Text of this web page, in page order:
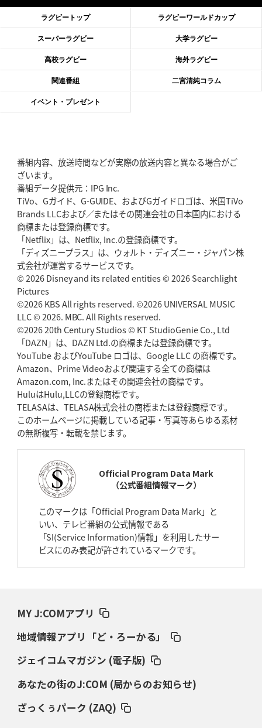
滑川剛人レフリー、早過ぎる引退「27年W杯の主審、遠のいた夢」
2026年6月11日(木)更新
神戸、リーグワン初優勝の道のりデイブ・レニーHCの功績と財産
2026年6月4日(木)更新
“泣き虫先生”こと山口良治氏死去「信は力なり」骨太の教育方針
2026年5月21日(木)更新
狭山RG、ライチェル海遥スタッフ入り
ッション
2026年5月14日(木)更新
神戸、1位通過の立役者レタリック
「悲運の闘将」宮地克実氏死去 熱血指導で埼玉WKの基礎築く
2026年4月30日(木)更新
BR東京、「ユニバーサルデー」の意義「特別からノーマルへ」が最終
ゴール
2026年4月23日(木)更新
元代表ラピース、今季限りで引退「クボタは10年いた自分のホーム」
2026年4月16日(木)更新
BL東京「強化拠点」を「共有財産」に新クラブハウスは「皆に開かれ
た空間」
2026年4月9日(木)更新
スティーラーズ、名門復活の足音
2026年4月2日(木)更新
2026年3月26日(木)更新
AZ-COM丸和、リーグワンへ参入決定 「フィールド丸ごと計測機器」の
ダイナボアーズ、“逆輸入SO”三宅駿
「ニュージーランドのフレア（閃
2026年3月5日(木)更新
ラグビートップ ラグビーワールドカップ
スーパーラグビー 大学ラグビー
高校ラグビー 海外ラグビー
関連番組 二宮清純コラム
イベント・プレゼント
番組内容、放送時間などが実際の放送内容と異なる場合がご
ざいます。
番組データ提供元：IPG Inc.
TiVo、Gガイド、G-GUIDE、およびGガイドロゴは、米国TiVo
Brands LLCおよび／またはその関連会社の日本国内における
商標または登録商標です。
「Netflix」は、Netflix, Inc.の登録商標です。
「ディズニープラス」は、ウォルト・ディズニー・ジャパン株
式会社が運営するサービスです。
© 2026 Disney and its related entities © 2026 Searchlight
Pictures
©2026 KBS All rights reserved. ©2026 UNIVERSAL MUSIC
LLC © 2026. MBC. All Rights reserved.
©2026 20th Century Studios © KT StudioGenie Co., Ltd
「DAZN」は、DAZN Ltd.の商標または登録商標です。
YouTube およびYouTube ロゴは、Google LLC の商標です。
Amazon、Prime Videoおよび関連する全ての商標は
Amazon.com, Inc.またはその関連会社の商標です。
HuluはHulu,LLCの登録商標です。
TELASAは、TELASA株式会社の商標または登録商標です。
このホームページに掲載している記事・写真等あらゆる素材
の無断複写・転載を禁じます。
Official Program Data Mark
（公式番組情報マーク）
このマークは「Official Program Data Mark」と
いい、テレビ番組の公式情報である
「SI(Service Information)情報」を利用したサー
ビスにのみ表記が許されているマークです。
MY J:COMアプリ
地域情報アプリ「ど・ろーかる」
ジェイコムマガジン (電子版)
あなたの街のJ:COM (局からのお知らせ)
ざっくぅパーク (ZAQ)